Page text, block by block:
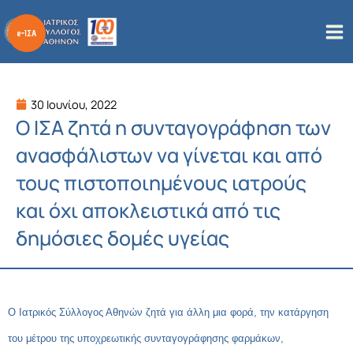
στο
περιεχόμενο
30 Ιουνίου, 2022
Ο ΙΣΑ ζητά η συνταγογράφηση των
ανασφάλιστων να γίνεται και από
τους πιστοποιημένους ιατρούς
και όχι αποκλειστικά από τις
δημόσιες δομές υγείας
Ο Ιατρικός Σύλλογος Αθηνών ζητά για άλλη μια φορά, την κατάργηση
του μέτρου της υποχρεωτικής συνταγογράφησης φαρμάκων,